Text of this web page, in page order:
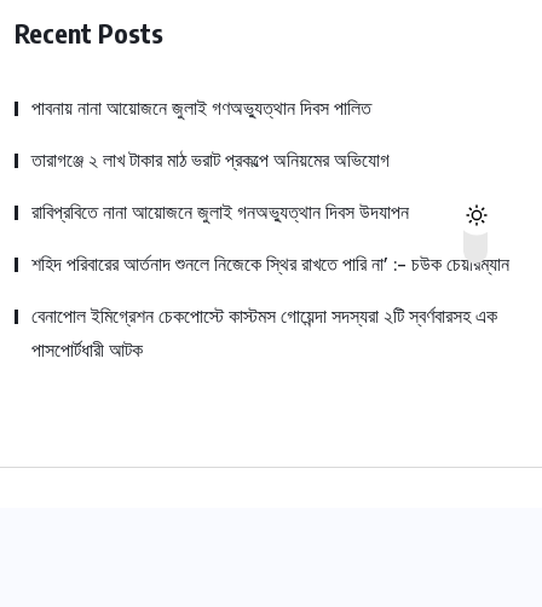
Recent Posts
পাবনায় নানা আয়োজনে জুলাই গণঅভ্যুত্থান দিবস পালিত
তারাগঞ্জে ২ লাখ টাকার মাঠ ভরাট প্রকল্পে অনিয়মের অভিযোগ
রাবিপ্রবিতে নানা আয়োজনে জুলাই গনঅভ্যুত্থান দিবস উদযাপন
শহিদ পরিবারের আর্তনাদ শুনলে নিজেকে স্থির রাখতে পারি না’ :- চউক চেয়ারম্যান
বেনাপোল ইমিগ্রেশন চেকপোস্টে কাস্টমস গোয়েন্দা সদস্যরা ২টি স্বর্ণবারসহ এক
পাসপোর্টধারী আটক